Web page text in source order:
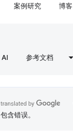
案例研究 博客
AI 参考文档
包含错误。